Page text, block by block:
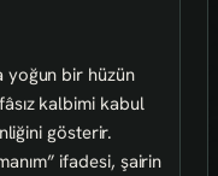
yoğun bir hüzün
kalbimi kabul
gösterir.
ifadesi, şairin